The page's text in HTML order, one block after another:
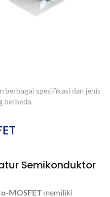
berbagai spesifikasi dan jenis
berbeda.
Semikonduktor
MOSFET memiliki